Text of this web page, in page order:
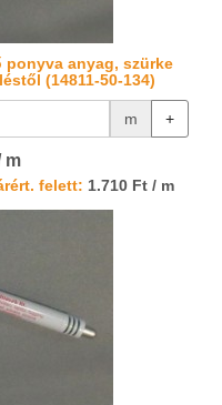
ponyva anyag, szürke
(14811-50-134)
m +
m
felett: 1.710 Ft / m